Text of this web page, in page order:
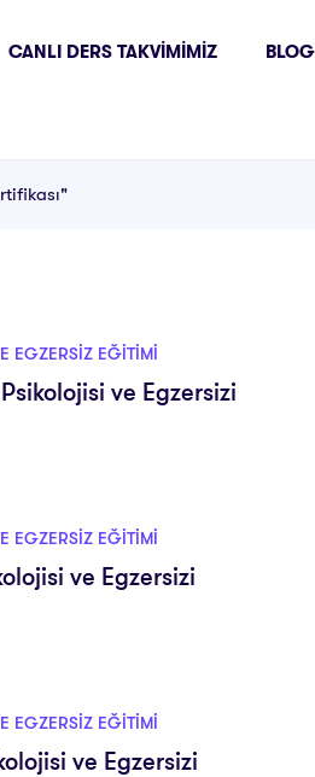
CANLI DERS TAKVIMIMIZ BLOG
EGZERSIZ EĞITIMI
ve Egzersizi
EGZERSIZ EĞITIMI
ve Egzersizi
EGZERSIZ EĞITIMI
ve Egzersizi